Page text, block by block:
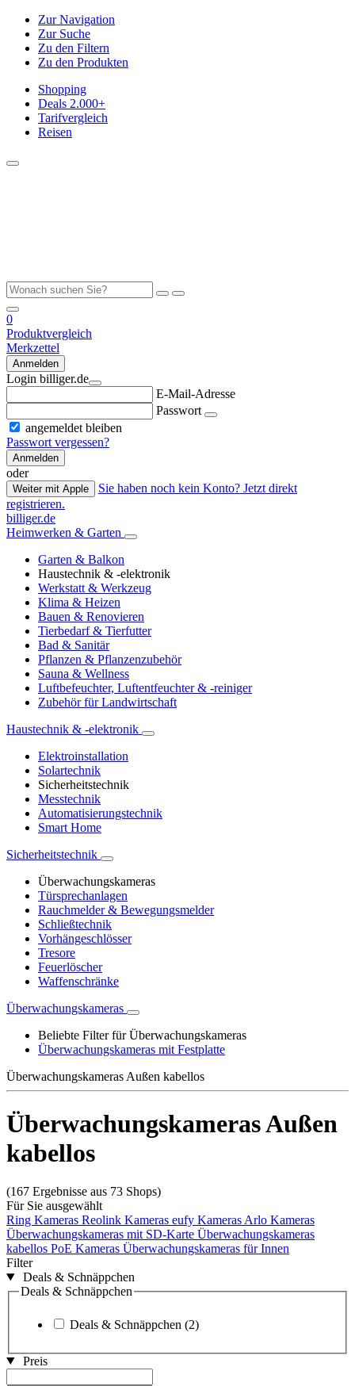
Zur Navigation
Zur Suche
Zu den Filtern
Zu den Produkten
Shopping
Deals 2.000+
Tarifvergleich
Reisen
0
Produktvergleich
Merkzettel
Anmelden
Login billiger.de
E-Mail-Adresse
Passwort
angemeldet bleiben
Passwort vergessen?
Anmelden
oder
Weiter mit Apple
Sie haben noch kein Konto? Jetzt direkt
registrieren.
billiger.de
Heimwerken & Garten
Garten & Balkon
Haustechnik & -elektronik
Werkstatt & Werkzeug
Klima & Heizen
Bauen & Renovieren
Tierbedarf & Tierfutter
Bad & Sanitär
Pflanzen & Pflanzenzubehör
Sauna & Wellness
Luftbefeuchter, Luftentfeuchter & -reiniger
Zubehör für Landwirtschaft
Haustechnik & -elektronik
Elektroinstallation
Solartechnik
Sicherheitstechnik
Messtechnik
Automatisierungstechnik
Smart Home
Sicherheitstechnik
Überwachungskameras
Türsprechanlagen
Rauchmelder & Bewegungsmelder
Schließtechnik
Vorhängeschlösser
Tresore
Feuerlöscher
Waffenschränke
Überwachungskameras
Beliebte Filter für Überwachungskameras
Überwachungskameras mit Festplatte
Überwachungskameras Außen kabellos
Überwachungskameras Außen
kabellos
(167 Ergebnisse aus 73 Shops)
Für Sie ausgewählt
Ring Kameras Reolink Kameras eufy Kameras Arlo Kameras
Überwachungskameras mit SD-Karte Überwachungskameras
kabellos PoE Kameras Überwachungskameras für Innen
Filter
Deals & Schnäppchen
Deals & Schnäppchen
Deals & Schnäppchen (2)
Preis